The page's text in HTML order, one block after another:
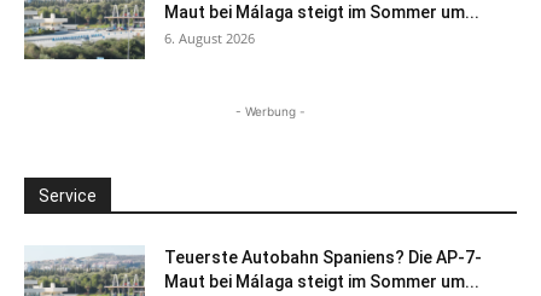
Maut bei Málaga steigt im Sommer um...
6. August 2026
- Werbung -
Service
Teuerste Autobahn Spaniens? Die AP-7-
Maut bei Málaga steigt im Sommer um...